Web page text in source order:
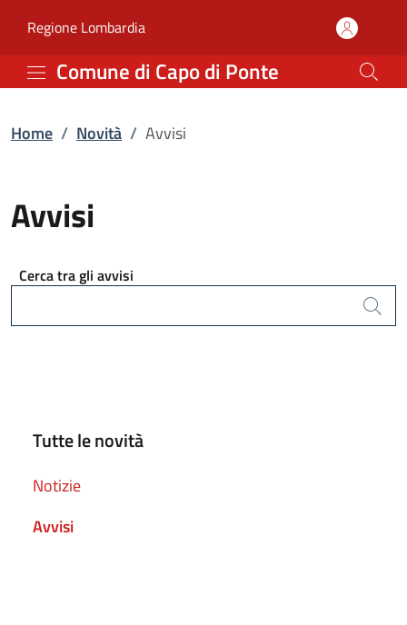
Avvisi | Comune di
Regione Lombardia(apre in un'altra scheda).
Comune di Capo di Ponte
Home / Novità / Avvisi
Avvisi
Cerca tra gli avvisi
Cerca
Tutte le novità
Notizie
Avvisi